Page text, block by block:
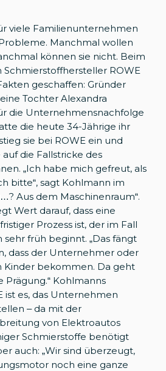
viele Familienunternehmen
Manchmal wollen
können sie nicht. Beim
Schmierstoffhersteller ROWE
geschaffen: Gründer
Tochter Alexandra
die Unternehmensnachfolge
die heute 34-Jährige ihr
sie bei ROWE ein und
die Fallstricke des
„Ich habe mich gefreut, als
bitte“, sagt Kohlmann im
Aus dem Maschinenraum“.
Wert darauf, dass eine
Prozess ist, der im Fall
sehr früh beginnt. „Das fängt
dass der Unternehmer oder
Kinder bekommen. Da geht
Prägung.“ Kohlmanns
ist es, das Unternehmen
– da mit der
von Elektroautos
Schmierstoffe benötigt
auch: „Wir sind überzeugt,
noch eine ganze